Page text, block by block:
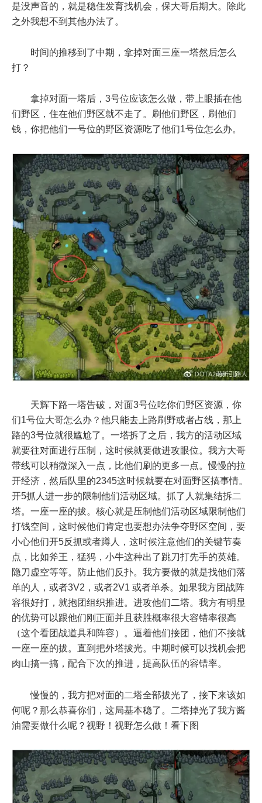
是没声音的，就是稳住发育找机会，保大哥后期大。除此
之外我想不到其他办法了。
时间的推移到了中期，拿掉对面三座一塔然后怎么
打？
拿掉对面一塔后，3号位应该怎么做，带上眼插在他
们野区，住在他们野区就不走了。刷他们野区，刷他们
钱，你把他们一号位的野区资源吃了他们1号位怎么办。
天辉下路一塔告破，对面3号位吃你们野区资源，你
们1号位大哥怎么办？他只能去上路刷野或者占线，那上
路的3号位就很尴尬了。一塔拆了之后，我方的活动区域
就要往对面进行压制，这时候就要做进攻眼位。我方大哥
带线可以稍微深入一点，比他们刷的更多一点。慢慢的拉
开经济，然后队里的2345这时候就要在对面野区搞事情。
开5抓人进一步的限制他们活动区域。抓了人就集结拆二
塔。一座一座的拔。核心就是压制他们活动区域限制他们
打钱空间，这时候他们肯定也要想办法争夺野区空间，要
小心他们开5反抓或者蹲人，这时候注意他们的关键节奏
点，比如斧王，猛犸，小牛这种出了跳刀打先手的英雄。
隐刀虚空等等。防止他们反扑。我方要做的就是找他们落
单的人，或者3V2，或者2V1 或者单杀。如果我方团战阵
容很好打，就抱团组织推进。进攻他们二塔。我方有明显
的优势可以跟他们刚正面并且获胜概率很大容错率很高
（这个看团战道具和阵容）。逼着他们接团，他们不接就
一座一座的拔。直到把外塔拔光。中期时候可以找机会把
肉山搞一搞，配合下次的推进，提高队伍的容错率。
慢慢的，我方把对面的二塔全部拔光了，接下来该如
何呢？那么恭喜你们，这局基本稳了。二塔掉光了我方酱
油需要做什么呢？视野！视野怎么做！看下图